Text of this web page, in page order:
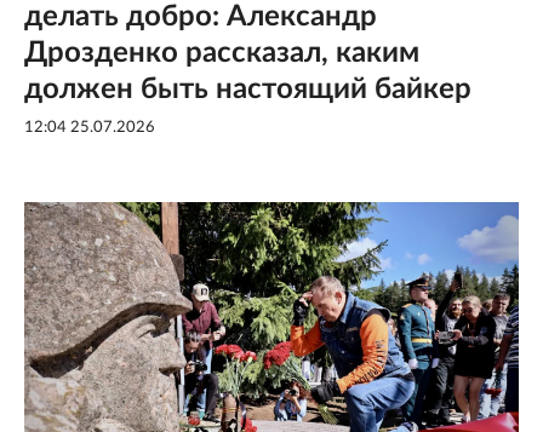
делать добро: Александр
Дрозденко рассказал, каким
должен быть настоящий байкер
12:04 25.07.2026